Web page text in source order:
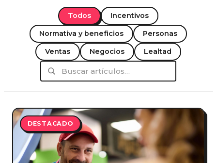
Todos Incentivos
Normativa y beneficios Personas
Ventas Negocios Lealtad
DESTACADO